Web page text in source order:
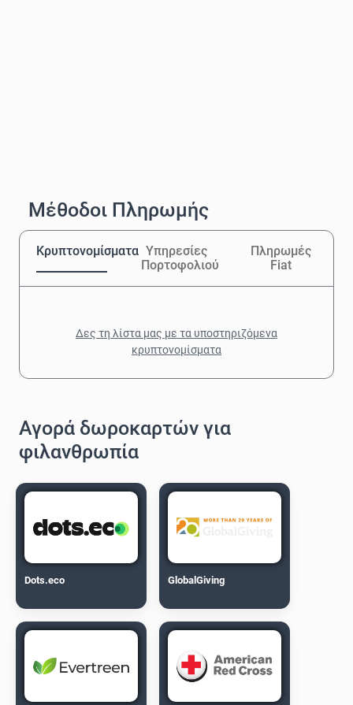
Μέθοδοι Πληρωμής
Κρυπτονομίσματα Υπηρεσίες
Πορτοφολιού
Πληρωμές
Fiat
Δες τη λίστα μας με τα υποστηριζόμενα
κρυπτονομίσματα
Αγορά δωροκαρτών για
φιλανθρωπία
Dots.eco GlobalGiving